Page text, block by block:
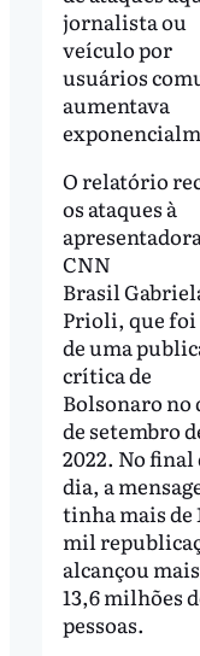
jornalista ou
veículo por
usuários
aumentava
O relatório
os ataques à
CNN
Brasil
Prioli, que foi
de uma
crítica de
Bolsonaro no
de setembro
2022. No final
dia, a
tinha mais de
mil
alcançou
13,6 milhões
pessoas.